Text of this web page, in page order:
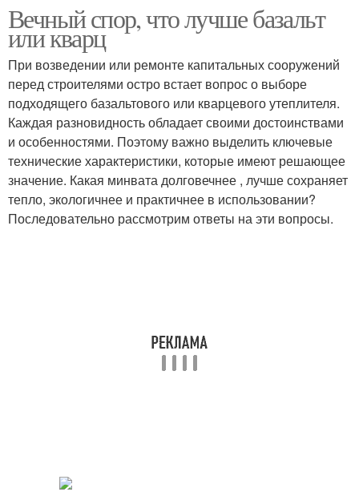
Вечный спор, что лучше базальт
или кварц
При возведении или ремонте капитальных сооружений
перед строителями остро встает вопрос о выборе
подходящего базальтового или кварцевого утеплителя.
Каждая разновидность обладает своими достоинствами
и особенностями. Поэтому важно выделить ключевые
технические характеристики, которые имеют решающее
значение. Какая минвата долговечнее , лучше сохраняет
тепло, экологичнее и практичнее в использовании?
Последовательно рассмотрим ответы на эти вопросы.